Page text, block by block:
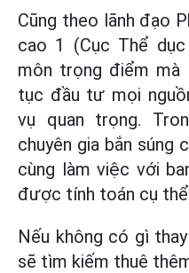
Cũng theo lãnh đạo
cao 1 (Cục Thể
môn trọng điểm mà
tục đầu tư mọi
vụ quan trọng.
chuyên gia bắn súng
cùng làm việc với
được tính toán cụ
Nếu không có gì
sẽ tìm kiếm thuê